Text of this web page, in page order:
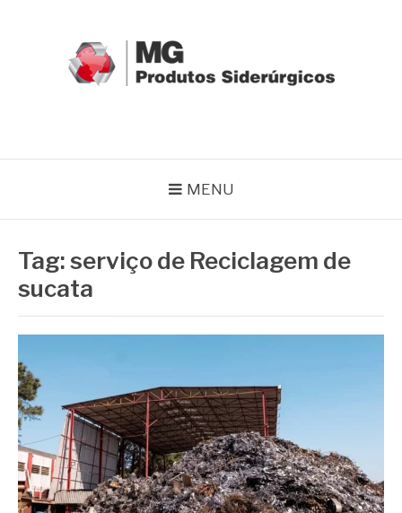
MENU
Tag:serviço de Reciclagem de
sucata